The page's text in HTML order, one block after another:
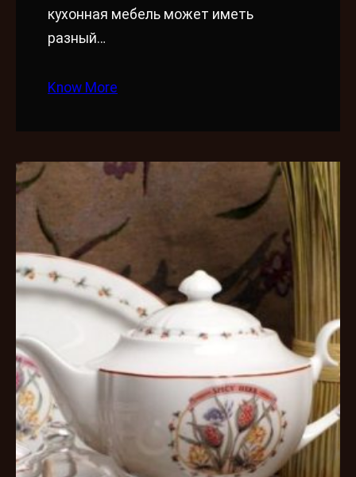
кухонная мебель может иметь
разный…
Know More